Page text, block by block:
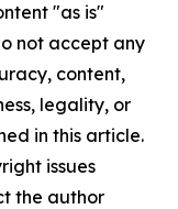
"as is"
not accept any
content,
legality, or
in this article.
issues
the author